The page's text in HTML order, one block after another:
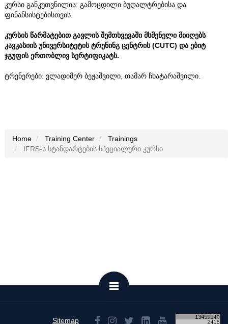
კურსი განკუთვნილია: გამოცდილი ბუღალტრებისა და
ფინანსისტებისთვის.
კურსის წარმატებით გავლის შემთხვევაში მსმენელი მიიღებს
კავკასიის უნივერსიტეტის ტრენინგ ცენტრის (CUTC) და ებიტ
ჯგუფის ერთობლივ სერტიფიკატს.
ტრენერები: ვლადიმერ ბეჟაშვილი, თამარ ჩხატარაშვილი.
Home Training Center
Trainings
IFRS-ს სტანდარტების სპეციალური კურსი
Sitemap